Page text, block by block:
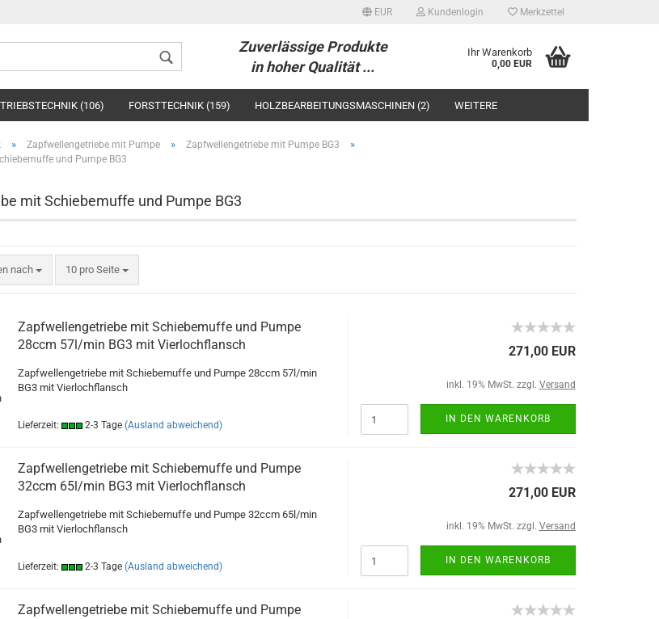
EUR
Währung auswählen
Lieferland
Kundenlogin Merkzettel
Zuverlässige Produkte
in hoher Qualität ...
Ihr Warenkorb
0,00 EUR
(106) FORSTTECHNIK (159) HOLZBEARBEITUNGSMASCHINEN (2) WEITERE
» Zapfwellengetriebe mit Pumpe » Zapfwellengetriebe mit Pumpe BG3 »
und Pumpe BG3
mit Schiebemuffe und Pumpe BG3
nach 10 pro Seite
Zapfwellengetriebe mit Schiebemuffe und Pumpe
28ccm 57l/min BG3 mit Vierlochflansch
Zapfwellengetriebe mit Schiebemuffe und Pumpe 28ccm 57l/min
BG3 mit Vierlochflansch
Lieferzeit: 2-3 Tage (Ausland abweichend)
271,00 EUR
inkl. 19% MwSt. zzgl. Versand
IN DEN WARENKORB
Zapfwellengetriebe mit Schiebemuffe und Pumpe
32ccm 65l/min BG3 mit Vierlochflansch
Zapfwellengetriebe mit Schiebemuffe und Pumpe 32ccm 65l/min
BG3 mit Vierlochflansch
Lieferzeit: 2-3 Tage (Ausland abweichend)
271,00 EUR
inkl. 19% MwSt. zzgl. Versand
IN DEN WARENKORB
Zapfwellengetriebe mit Schiebemuffe und Pumpe